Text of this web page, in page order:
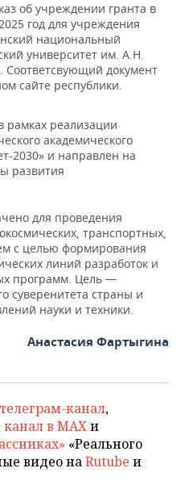
об учреждении гранта в
год для учреждения
национальный
университет им. А.Н.
документ
сайте республики.
рамках реализации
академического
2030» и направлен на
развития
для проведения
транспортных,
с целью формирования
линий разработок и
программ. Цель —
суверенитета страны и
науки и техники.
Анастасия Фартыгина
телеграм-канал,
канал в MAXи
«Реального
видео наRutube и